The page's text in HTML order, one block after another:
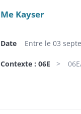
Me Kayser
Date Entre le 03
Contexte : 06E